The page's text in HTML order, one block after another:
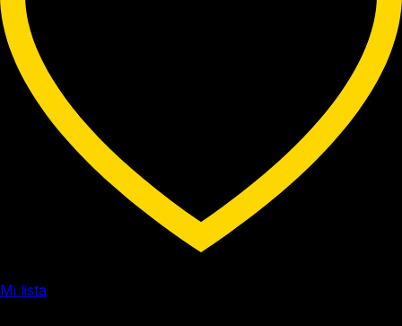
Mi lista